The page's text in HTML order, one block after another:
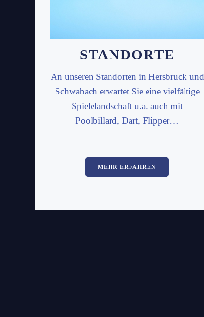
STANDORTE
An unseren Standorten in Hersbruck und
Schwabach erwartet Sie eine vielfältige
Spielelandschaft u.a. auch mit
Poolbillard, Dart, Flipper…
MEHR ERFAHREN